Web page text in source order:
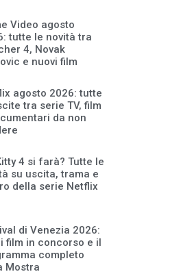
Video agosto
tutte le novità tra
4, Novak
e nuovi film
agosto 2026: tutte
tra serie TV, film
da non
4 si farà? Tutte le
su uscita, trama e
della serie Netflix
di Venezia 2026:
film in concorso e il
completo
Mostra